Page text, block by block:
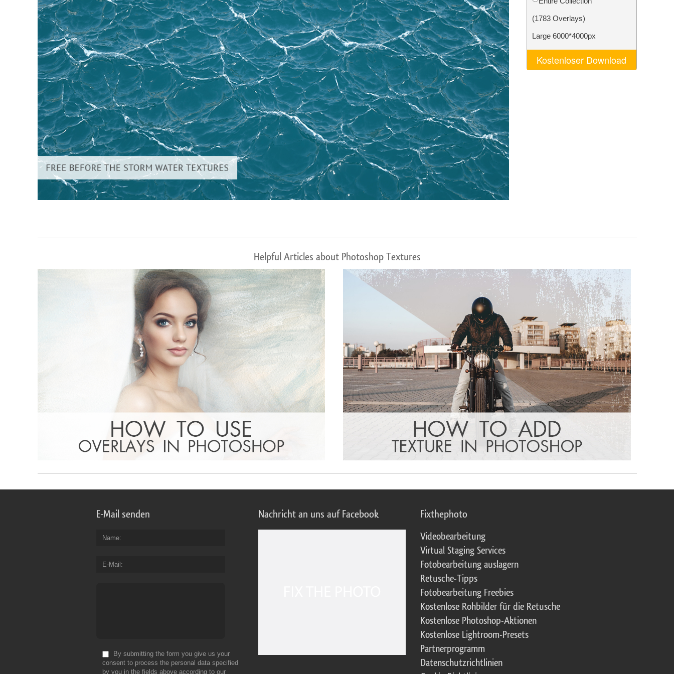
Produkt-Fotobearbeitung Schmuck-Fotobearbeitung KI-Trainingsdaten Video Editing Services
(1783 Overlays)
Large 6000*4000px
Kostenloser Download
Helpful Articles about Photoshop Textures
E-Mail senden
Name
E-Mail
By submitting the form you give us your
consent to process the personal data specified
by you in the fields above according to our
Nachricht an uns auf Facebook Fixthephoto
Videobearbeitung
Virtual Staging Services
Fotobearbeitung auslagern
Retusche-Tipps
Fotobearbeitung Freebies
Kostenlose Rohbilder für die Retusche
Kostenlose Photoshop-Aktionen
Kostenlose Lightroom-Presets
Partnerprogramm
Datenschutzrichtlinien